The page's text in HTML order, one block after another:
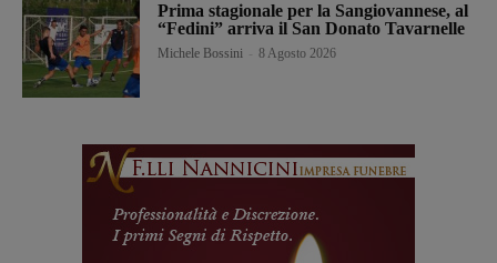
Prima stagionale per la Sangiovannese, al
“Fedini” arriva il San Donato Tavarnelle
Michele Bossini 8 Agosto 2026